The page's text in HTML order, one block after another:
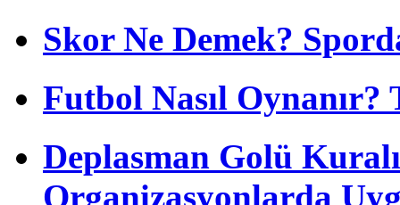
Skor Ne Demek?
Futbol Nasıl
Deplasman Golü
Organizasyonlarda